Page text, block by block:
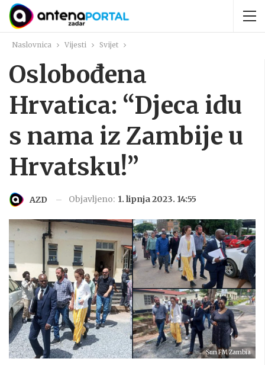
Naslovnica Vijesti Svijet
Oslobođena
Hrvatica: “Djeca idu
s nama iz Zambije u
Hrvatsku!”
AZD Objavljeno: 1. lipnja 2023. 14:55
Sun FM Zambia